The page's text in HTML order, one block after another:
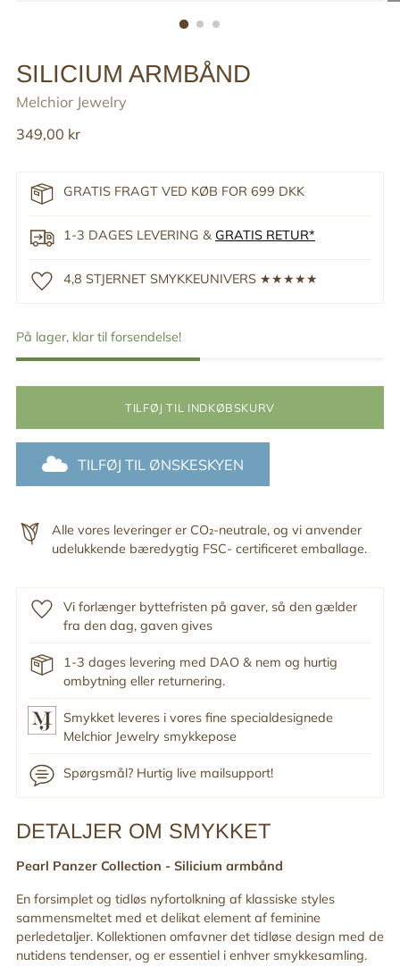
SILICIUM ARMBÅND
Melchior Jewelry
Reguler
349,00 kr
GRATIS FRAGT VED KØB FOR 699 DKK
1-3 DAGES LEVERING & GRATIS RETUR*
4,8 STJERNET SMYKKEUNIVERS ★★★★★
På lager, klar til forsendelse!
TILFØJ TIL INDKØBSKURV
TILFØJ TIL ØNSKESKYEN
Alle vores leveringer er CO₂-neutrale, og vi anvender
udelukkende bæredygtig FSC- certificeret emballage.
Vi forlænger byttefristen på gaver, så den gælder
fra den dag, gaven gives
1-3 dages levering med DAO & nem og hurtig
ombytning eller returnering.
Smykket leveres i vores fine specialdesignede
Melchior Jewelry smykkepose
Spørgsmål? Hurtig live mailsupport!
Tilføj
til
din
indkøbskurv
DETALJER OM SMYKKET
Pearl Panzer Collection - Silicium armbånd
En forsimplet og tidløs nyfortolkning af klassiske styles
sammensmeltet med et delikat element af feminine
perledetaljer. Kollektionen omfavner det tidløse design med de
nutidens tendenser, og er essentiel i enhver smykkesamling.